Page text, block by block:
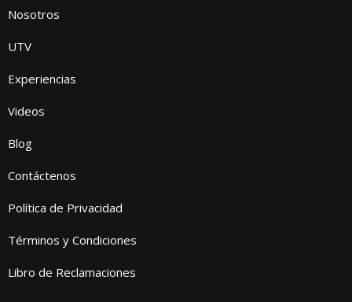
Nosotros
UTV
Experiencias
Videos
Blog
Contáctenos
Política de Privacidad
Términos y Condiciones
Libro de Reclamaciones